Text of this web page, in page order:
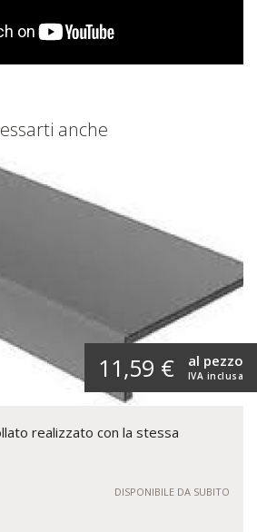
anche
11,59 € IVA inclusa
al pezzo
realizzato con la stessa
DISPONIBILE DA SUBITO